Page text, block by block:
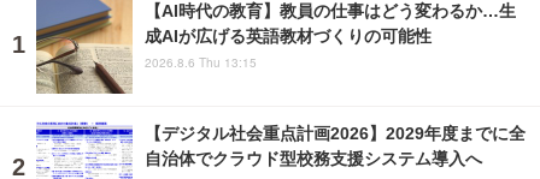
【AI時代の教育】教員の仕事はどう変わるか…生
成AIが広げる英語教材づくりの可能性
2026.8.6 Thu 13:15
【デジタル社会重点計画2026】2029年度までに全
自治体でクラウド型校務支援システム導入へ